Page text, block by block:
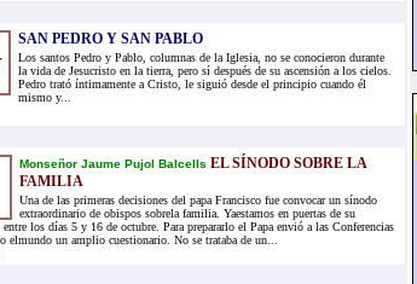
SAN PEDRO Y SAN PABLO
Los santos Pedro y Pablo, columnas de la Iglesia, no se conocieron durante
la vida de Jesucristo en la tierra, pero sí después de su ascensión a los cielos.
Pedro trató íntimamente a Cristo, le siguió desde el principio cuando él
mismo y...
Monseñor Jaume Pujol Balcells EL SÍNODO SOBRE LA
FAMILIA
Una de las primeras decisiones del papa Francisco fue convocar un sínodo
extraordinario de obispos sobrela familia. Yaestamos en puertas de su
los días 5 y 16 de octubre. Para prepararlo el Papa envió a las Conferencias
elmundo un amplio cuestionario. No se trataba de un...